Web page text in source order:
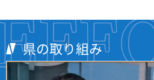
県の取り組み